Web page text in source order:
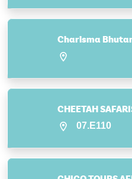
Charisma
CHEETAH
07.E110